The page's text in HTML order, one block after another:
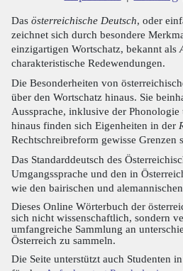
Das österreichische Deutsch, oder
zeichnet sich durch besondere
einzigartigen Wortschatz, bekannt als
charakteristische Redewendungen.
Die Besonderheiten von
über den Wortschatz hinaus. Sie
Aussprache, inklusive der
hinaus finden sich Eigenheiten in der
Rechtschreibreform gewisse Grenzen
Das Standarddeutsch des
Umgangssprache und den in
wie den bairischen und
Dieses Online Wörterbuch der
sich nicht wissenschaftlich, sondern
umfangreiche Sammlung an
Österreich zu sammeln.
Die Seite unterstützt auch Studenten